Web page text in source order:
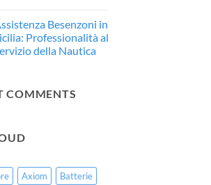
Besenzoni in
Professionalità al
della Nautica
COMMENTS
Axiom
Batterie